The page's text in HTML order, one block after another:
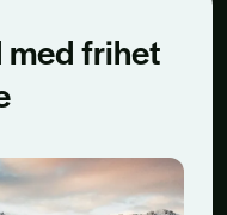
med frihet